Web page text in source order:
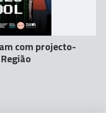
com projecto-